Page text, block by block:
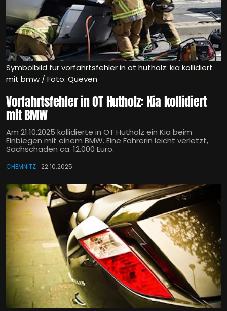
Symbolbild für vorfahrtsfehler in ot hutholz: kia kollidiert
mit bmw / Foto: Queven
Vorfahrtsfehler in OT Hutholz: Kia kollidiert
mit BMW
Am 21.10.2025 kollidierte in OT Hutholz ein Kia beim
Einbiegen mit einem BMW. Eine Fahrerin leicht verletzt,
Sachschaden ca. 12.000 Euro.
CHEMNITZ 22.10.2025